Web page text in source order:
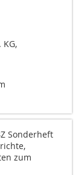
KG,
Sonderheft
zum